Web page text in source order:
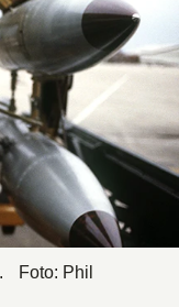
Foto: Phil